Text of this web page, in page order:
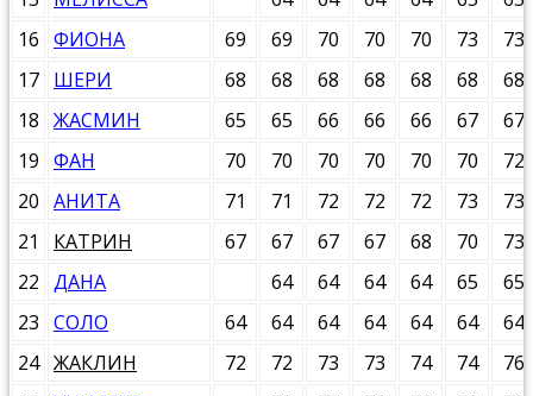
16 ФИОНА 69 69 70 70 70 73
73
17 ШЕРИ 68 68 68 68 68 68
68
18 ЖАСМИН 65 65 66 66 66 67
67
19 ФАН 70 70 70 70 70 70
72
20 АНИТА 71 71 72 72 72 73
73
21
КАТРИН 67 67 67 67 68 70
73
22 ДАНА 64 64 64 64 65
65
23 СОЛО 64 64 64 64 64 64
64
24 ЖАКЛИН 72 72 73 73 74 74
76